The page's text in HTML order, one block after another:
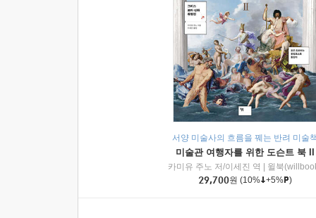
서양 미술사의 흐름을 꿰는 반려 미술
미술관 여행자를 위한 도슨트 북 II
카미유 주노 저/이세진 역
윌북
29,700원 (10% +5% )